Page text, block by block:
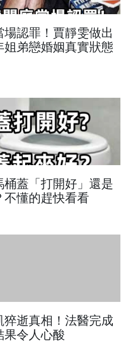
認罪！賈靜雯做出
姐弟戀婚姻真實狀態
桶蓋「打開好」還是
不懂的趕快看看
猝逝真相！法醫完成
果令人心酸